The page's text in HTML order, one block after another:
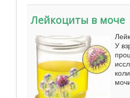
Лейкоциты в моче
У